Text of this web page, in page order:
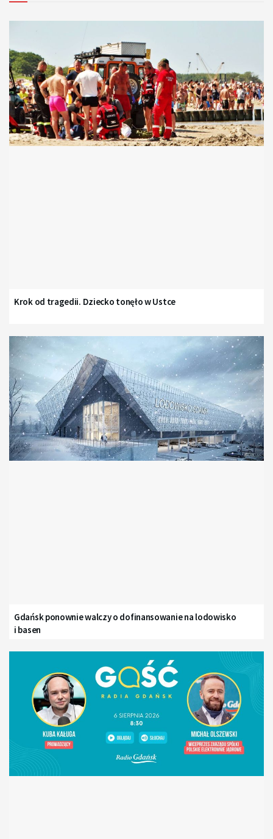
Krok od tragedii. Dziecko tonęło w Ustce
Gdańsk ponownie walczy o dofinansowanie na lodowisko
i basen